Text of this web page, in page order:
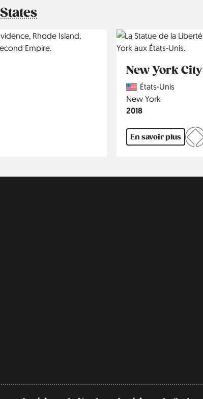
New York City
CountryÉtats-Unis
Région
New York
Année
2018
En savoir plus